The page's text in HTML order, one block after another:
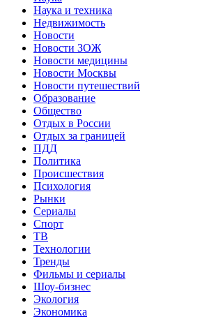
Наука и техника
Недвижимость
Новости
Новости ЗОЖ
Новости медицины
Новости Москвы
Новости путешествий
Образование
Общество
Отдых в России
Отдых за границей
ПДД
Политика
Происшествия
Психология
Рынки
Сериалы
Спорт
ТВ
Технологии
Тренды
Фильмы и сериалы
Шоу-бизнес
Экология
Экономика